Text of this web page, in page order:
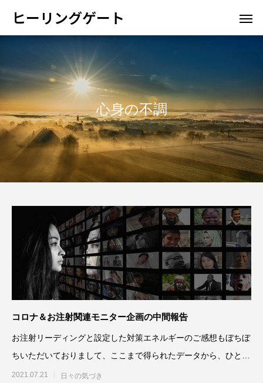
ヒーリングゲート
心身の不調
コロナ＆お注射関連モニター企画の中間報告
お注射リーディングと設定した対策エネルギーのご感想もぼちぼ
ちいただいておりまして、ここまで得られたデータから、ひとま
ずシェアしておこうと思う
2021.07.21 日々の気づき